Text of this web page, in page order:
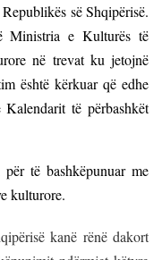
së Shqipërisë.
Ministria e Kulturës të
në trevat ku jetojnë
është kërkuar që edhe
të përbashkët
të bashkëpunuar me
kulturore.
kanë rënë dakort